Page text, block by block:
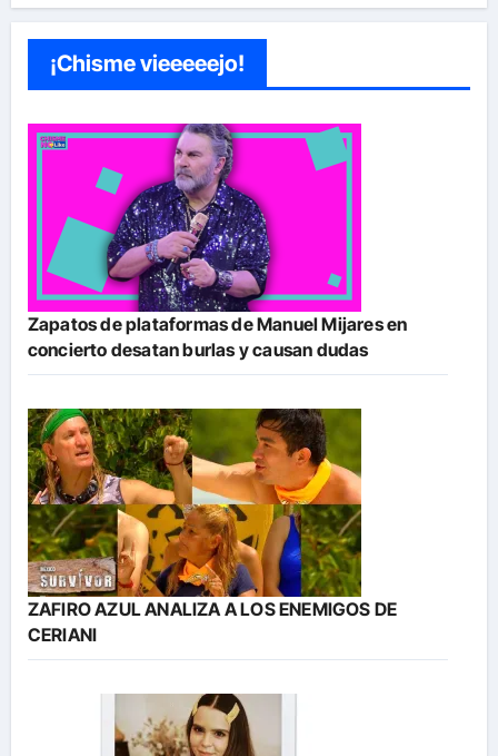
¡Chisme vieeeeejo!
Zapatos de plataformas de Manuel Mijares en
concierto desatan burlas y causan dudas
ZAFIRO AZUL ANALIZA A LOS ENEMIGOS DE
CERIANI